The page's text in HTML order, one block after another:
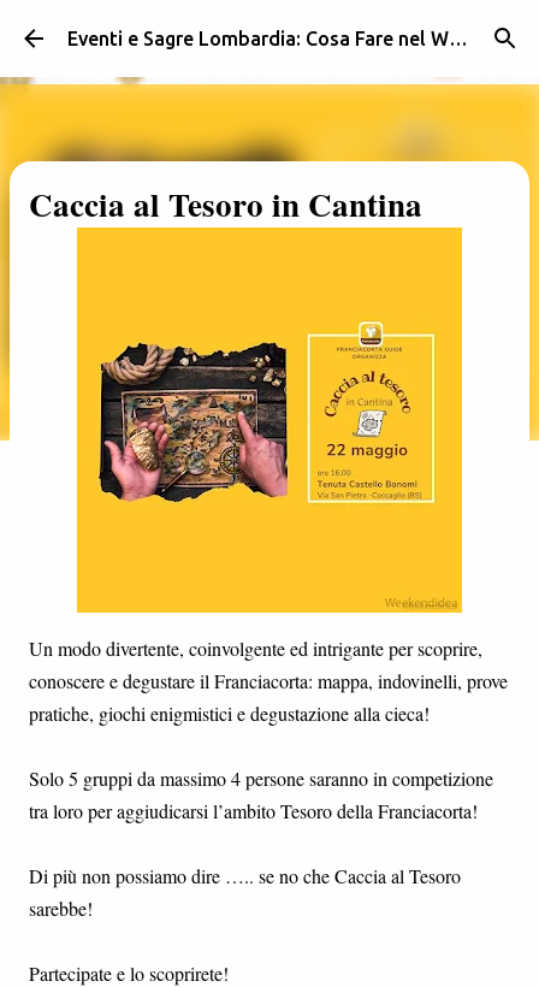
Passa ai contenuti principali Eventi e Sagre Lombardia: Cosa Fare nel Weekend | Weekendidea
Caccia al Tesoro in Cantina
Un modo divertente, coinvolgente ed intrigante per scoprire,
conoscere e degustare il Franciacorta: mappa, indovinelli, prove
pratiche, giochi enigmistici e degustazione alla cieca!
Solo 5 gruppi da massimo 4 persone saranno in competizione
tra loro per aggiudicarsi l’ambito Tesoro della Franciacorta!
Di più non possiamo dire ….. se no che Caccia al Tesoro
sarebbe!
Partecipate e lo scoprirete!